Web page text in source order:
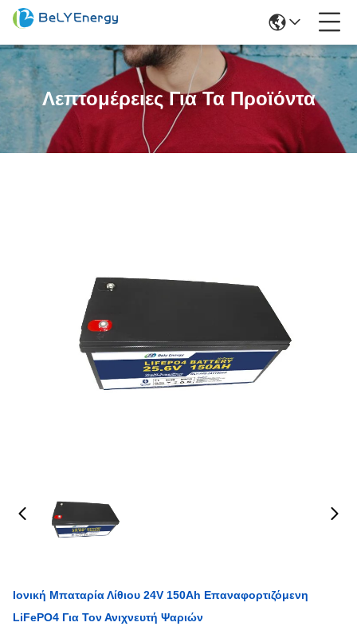
Λεπτομέρειες Για Τα Προϊόντα
Ιονική Μπαταρία Λίθιου 24V 150Ah Επαναφορτιζόμενη
LiFePO4 Για Τον Ανιχνευτή Ψαριών